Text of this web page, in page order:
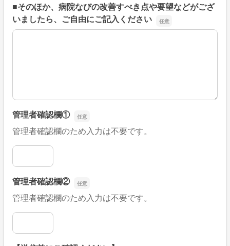
■そのほか、病院なびの改善すべき点や要望などがござ
いましたら、ご自由にご記入ください
■そのほか、病院なびの改善すべき点や要望などがござい
管理者確認欄①
管理者確認欄のため入力は不要です。
管理者確認欄①
管理者確認欄②
管理者確認欄のため入力は不要です。
管理者確認欄②